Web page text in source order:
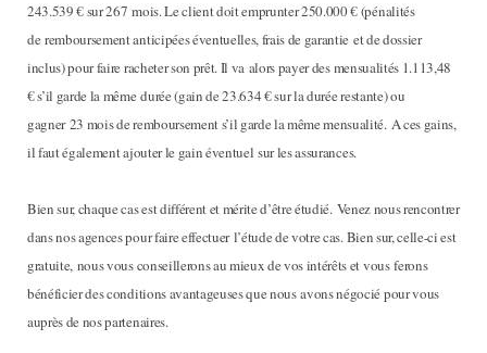
243.539 € sur 267 mois. Le client doit emprunter 250.000 € (pénalités
de remboursement anticipées éventuelles, frais de garantie et de dossier
inclus) pour faire racheter son prêt. Il va alors payer des mensualités 1.113,48
€ s’il garde la même durée (gain de 23.634 € sur la durée restante) ou
gagner 23 mois de remboursement s’il garde la même mensualité. A ces gains,
il faut également ajouter le gain éventuel sur les assurances.
Bien sur, chaque cas est différent et mérite d’être étudié. Venez nous rencontrer
dans nos agences pour faire effectuer l’étude de votre cas. Bien sur, celle-ci est
gratuite, nous vous conseillerons au mieux de vos intérêts et vous ferons
bénéficier des conditions avantageuses que nous avons négocié pour vous
auprès de nos partenaires.